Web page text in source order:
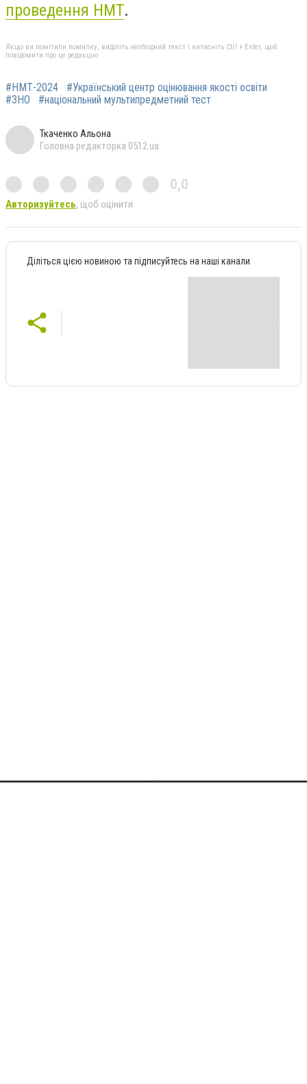
проведення НМТ.
Якщо ви помітили помилку, виділіть необхідний текст і натисніть Ctrl + Enter, щоб
повідомити про це редакцію
#НМТ-2024
#Український центр оцінювання якості освіти
#ЗНО
#національний мультипредметний тест
Ткаченко Альона
Головна редакторка 0512.ua
0,0
Авторизуйтесь, щоб оцінити
Діліться цією новиною та підписуйтесь на наші канали